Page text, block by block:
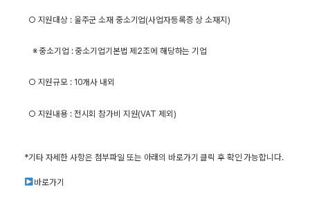
○ 지원대상 : 울주군 소재 중소기업(사업자등록증 상 소재지)
※ 중소기업 : 중소기업기본법 제2조에 해당하는 기업
○ 지원규모 : 10개사 내외
○ 지원내용 : 전시회 참가비 지원(VAT 제외)
*기타 자세한 사항은 첨부파일 또는 아래의 바로가기 클릭 후 확인 가능합니다.
바로가기